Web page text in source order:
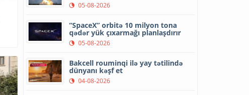
05-08-2026
“SpaceX” orbitə 10 milyon tona
qədər yük çıxarmağı planlaşdırır
05-08-2026
Bakcell rouminqi ilə yay tətilində
dünyanı kəşf et
04-08-2026